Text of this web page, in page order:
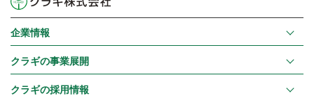
企業情報
クラギの事業展開
クラギの採用情報